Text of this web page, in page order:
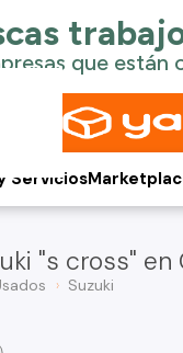
Servicios
"s cross" en
Suzuki